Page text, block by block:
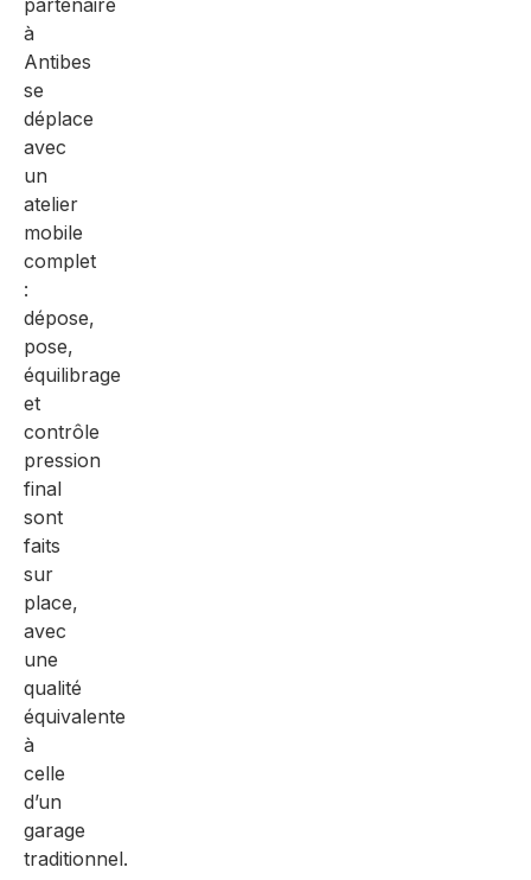
partenaire
à
Antibes
se
déplace
avec
un
atelier
mobile
complet
:
dépose,
pose,
équilibrage
et
contrôle
pression
final
sont
faits
sur
place,
avec
une
qualité
équivalente
à
celle
d’un
garage
traditionnel.